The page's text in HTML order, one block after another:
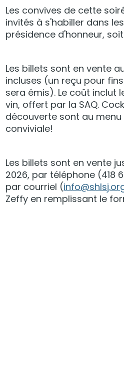
Les convives de cette
invités à s'habiller dans
présidence d'honneur,
Les billets sont en vente
incluses (un reçu pour
sera émis). Le coût inclut
vin, offert par la SAQ.
découverte sont au
conviviale!
Les billets sont en vente
2026, par téléphone (418
par courriel (
Zeffy en remplissant le